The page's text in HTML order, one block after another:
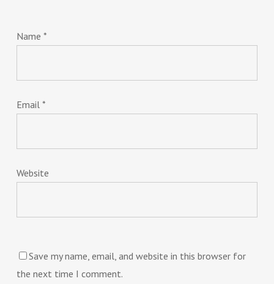
Name *
Email *
Website
Save my name, email, and website in this browser for
the next time I comment.